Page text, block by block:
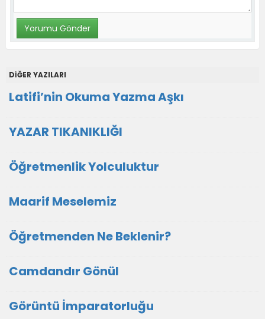
DİĞER YAZILARI
Latifi’nin Okuma Yazma Aşkı
YAZAR TIKANIKLIĞI
Öğretmenlik Yolculuktur
Maarif Meselemiz
Öğretmenden Ne Beklenir?
Camdandır Gönül
Görüntü İmparatorluğu